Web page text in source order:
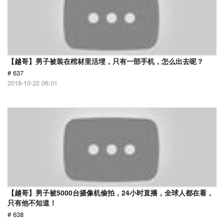
【越哥】男子被装在棺材里活埋，只有一部手机，怎么出去呢？
# 637
2018-10-22 06:01
【越哥】男子被5000台摄像机偷拍，24小时直播，全球人都在看，
只有他不知道！
# 638